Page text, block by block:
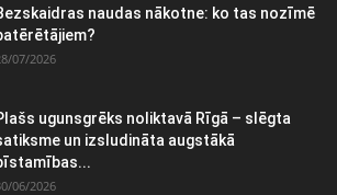
naudas nākotne: ko tas nozīmē
07/2026
ugunsgrēks noliktavā Rīgā – slēgta
un izsludināta augstākā
06/2026